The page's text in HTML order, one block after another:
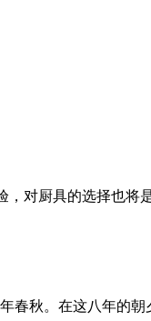
对厨具的选择也将
春秋。在这八年的